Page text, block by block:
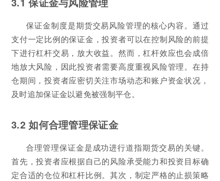
保证金制度是期货交易风险管理的核心内容。通过
支付一定比例的保证金，投资者可以在控制风险的前提
下进行杠杆交易，放大收益。然而，杠杆效应也会成倍
地放大风险，因此投资者需要高度重视风险管理。在持
仓期间，投资者应密切关注市场动态和账户资金状况，
及时追加保证金以避免被强制平仓。
3.2 如何合理管理保证金
合理管理保证金是成功进行道指期货交易的关键。
首先，投资者应根据自己的风险承受能力和投资目标确
定合适的仓位和杠杆比例。其次，制定严格的止损策略